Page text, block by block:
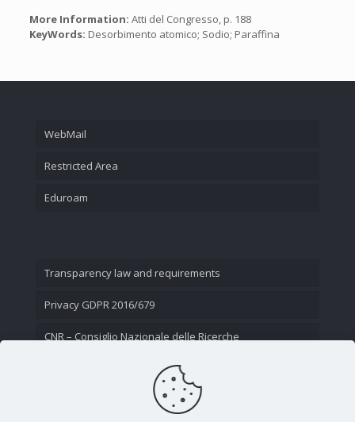
More Information: Atti del Congresso, p. 188
KeyWords: Desorbimento atomico; Sodio; Paraffina
WebMail
Restricted Area
Eduroam
Transparency law and requirements
Privacy GDPR 2016/679
CNR – Consiglio Nazionale delle Ricerche